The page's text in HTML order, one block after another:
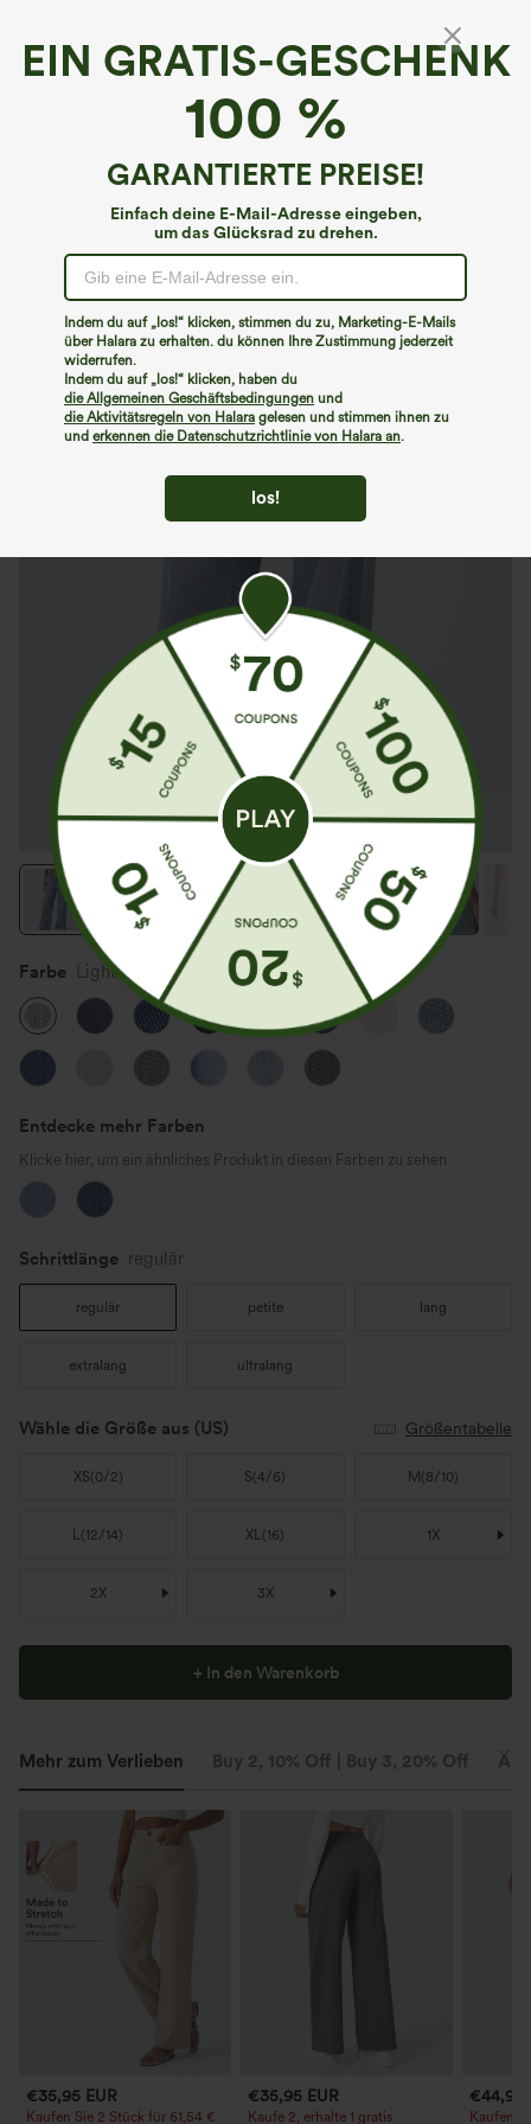
EIN GRATIS-GESCHENK
100 %
GARANTIERTE PREISE!
Einfach deine E-Mail-Adresse eingeben,
um das Glücksrad zu drehen.
Indem du auf „los!“ klicken, stimmen du zu, Marketing-E-Mails
über Halara zu erhalten. du können Ihre Zustimmung jederzeit
widerrufen.
Indem du auf „los!“ klicken, haben du
die Allgemeinen Geschäftsbedingungen und
die Aktivitätsregeln von Halara gelesen und stimmen ihnen zu
und erkennen die Datenschutzrichtlinie von Halara an.
los!
Halara Flex™ Denim*
Halara Flex™ Asymmetrische Low-Rise-Jeans
mit Reißverschlusstaschen, Baggy-Stil,
)
€44,95 EUR
Farbe Light Azure Denim
Entdecke mehr Farben
Klicke hier, um ein ähnliches Produkt in diesen Farben zu sehen
Schrittlänge️ regulär
regulär petite lang
extralang ultralang
Wähle die Größe aus (US) Größentabelle
XS(0/2) S(4/6) M (8/10)
L(12/14) XL(16) 1X
2X 3X
+ In den Warenkorb
Mehr zum Verlieben Buy 2, 10% Off | Buy 3, 20% Off
€35,95 EUR
Kaufen Sie 2 Stück für 61,54 €
€35,95 EUR
Kaufe 2, erhalte 1 gratis
€44,95
Kaufen